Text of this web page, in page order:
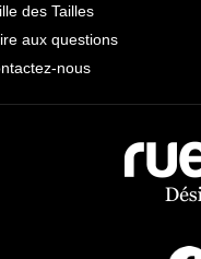
des Tailles
aux questions
nous